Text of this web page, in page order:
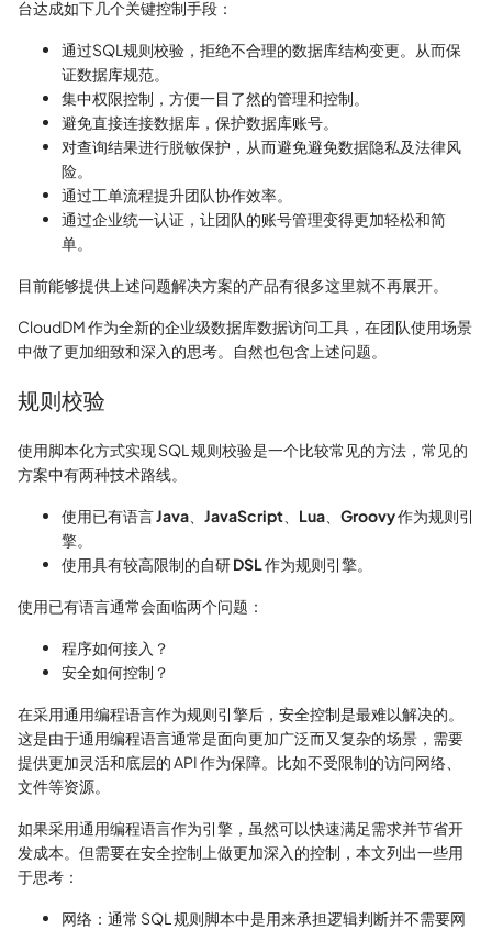
台达成如下几个关键控制手段：
通过SQL规则校验，拒绝不合理的数据库结构变更。从而保
证数据库规范。
集中权限控制，方便一目了然的管理和控制。
避免直接连接数据库，保护数据库账号。
对查询结果进行脱敏保护，从而避免避免数据隐私及法律风
险。
通过工单流程提升团队协作效率。
通过企业统一认证，让团队的账号管理变得更加轻松和简
单。
目前能够提供上述问题解决方案的产品有很多这里就不再展开。
CloudDM 作为全新的企业级数据库数据访问工具，在团队使用场景
中做了更加细致和深入的思考。自然也包含上述问题。
规则校验
使用脚本化方式实现 SQL 规则校验是一个比较常见的方法，常见的
方案中有两种技术路线。
使用已有语言Java JavaScript Lua Groovy作为规则引
擎。
使用具有较高限制的自研DSL作为规则引擎。
使用已有语言通常会面临两个问题：
程序如何接入？
安全如何控制？
在采用通用编程语言作为规则引擎后，安全控制是最难以解决的。
这是由于通用编程语言通常是面向更加广泛而又复杂的场景，需要
提供更加灵活和底层的 API 作为保障。比如不受限制的访问网络、
文件等资源。
如果采用通用编程语言作为引擎，虽然可以快速满足需求并节省开
发成本。但需要在安全控制上做更加深入的控制，本文列出一些用
于思考：
网络：通常 SQL 规则脚本中是用来承担逻辑判断并不需要网